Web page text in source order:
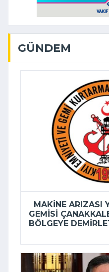
GÜNDEM
MAKINE ARIZASI
GEMISI
BÖLGEYE